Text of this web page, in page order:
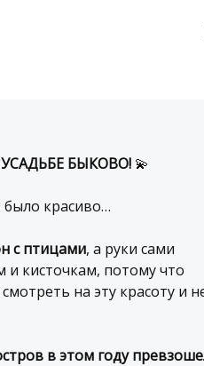
БЫКОВО! 💫
было красиво…
с птицами, а руки сами
и кисточкам, потому что
на эту красоту и
в этом году